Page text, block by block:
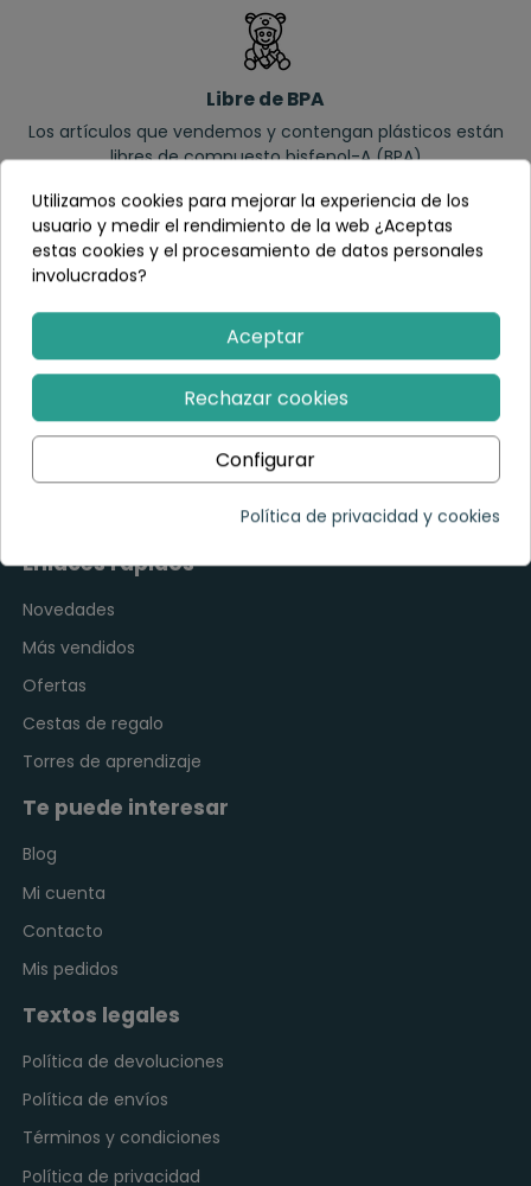
Libre de BPA
Los artículos que vendemos y contengan plásticos están
libres de compuesto bisfenol-A (BPA)
Envíos inmediatos y gratuitos
permite entregas exprés y gratuitas
Síguenos en redes sociales
Enlaces rápidos
Novedades
Más vendidos
Ofertas
Cestas de regalo
Torres de aprendizaje
Te puede interesar
Blog
Mi cuenta
Contacto
Mis pedidos
Textos legales
Política de devoluciones
Política de envíos
Términos y condiciones
Política de privacidad
Utilizamos cookies para mejorar la experiencia de los
usuario y medir el rendimiento de la web ¿Aceptas
estas cookies y el procesamiento de datos personales
involucrados?
Aceptar
Rechazar cookies
Configurar
Política de privacidad y cookies